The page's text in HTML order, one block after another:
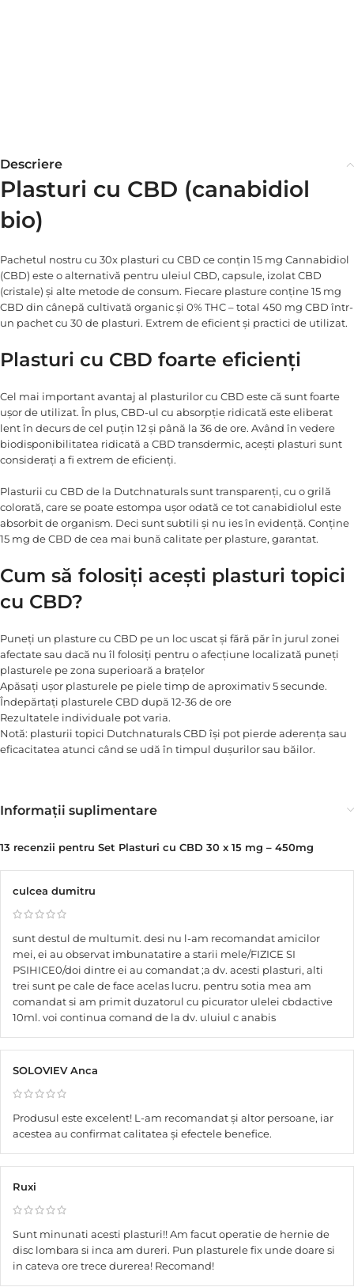
Descriere
Plasturi cu CBD (canabidiol
bio)
Pachetul nostru cu 30x plasturi cu CBD ce conțin 15 mg Cannabidiol
(CBD) este o alternativă pentru uleiul CBD, capsule, izolat CBD
(cristale) și alte metode de consum. Fiecare plasture conține 15 mg
CBD din cânepă cultivată organic și 0% THC – total 450 mg CBD într-
un pachet cu 30 de plasturi. Extrem de eficient și practici de utilizat.
Plasturi cu CBD foarte eficienți
Cel mai important avantaj al plasturilor cu CBD este că sunt foarte
ușor de utilizat. În plus, CBD-ul cu absorpție ridicată este eliberat
lent în decurs de cel puțin 12 și până la 36 de ore. Având în vedere
biodisponibilitatea ridicată a CBD transdermic, acești plasturi sunt
considerați a fi extrem de eficienți.
Plasturii cu CBD de la Dutchnaturals sunt transparenți, cu o grilă
colorată, care se poate estompa ușor odată ce tot canabidiolul este
absorbit de organism. Deci sunt subtili și nu ies în evidență. Conține
15 mg de CBD de cea mai bună calitate per plasture, garantat.
Cum să folosiți acești plasturi topici
cu CBD?
Puneți un plasture cu CBD pe un loc uscat și fără păr în jurul zonei
afectate sau dacă nu îl folosiți pentru o afecțiune localizată puneți
plasturele pe zona superioară a brațelor
Apăsați ușor plasturele pe piele timp de aproximativ 5 secunde.
Îndepărtați plasturele CBD după 12-36 de ore
Rezultatele individuale pot varia.
Notă: plasturii topici Dutchnaturals CBD își pot pierde aderența sau
eficacitatea atunci când se udă în timpul dușurilor sau băilor.
Informații suplimentare
13 recenzii pentru Set Plasturi cu CBD 30 x 15 mg – 450mg
culcea dumitru
sunt destul de multumit. desi nu l-am recomandat amicilor
mei, ei au observat imbunatatire a starii mele/FIZICE SI
PSIHICE0/doi dintre ei au comandat ;a dv. acesti plasturi, alti
trei sunt pe cale de face acelas lucru. pentru sotia mea am
comandat si am primit duzatorul cu picurator ulelei cbdactive
10ml. voi continua comand de la dv. uluiul c anabis
SOLOVIEV Anca
Produsul este excelent! L-am recomandat și altor persoane, iar
acestea au confirmat calitatea și efectele benefice.
Ruxi
Sunt minunati acesti plasturi!! Am facut operatie de hernie de
disc lombara si inca am dureri. Pun plasturele fix unde doare si
in cateva ore trece durerea! Recomand!